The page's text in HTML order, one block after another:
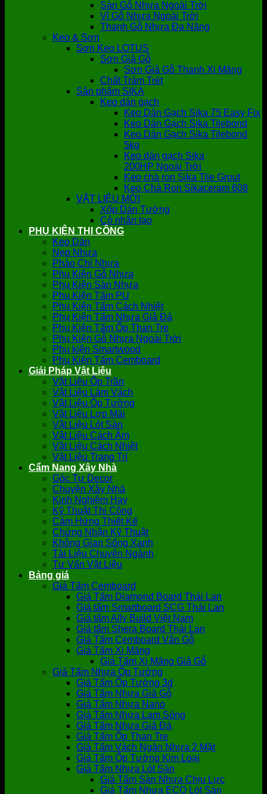
Sàn Gỗ Nhựa Ngoài Trời
Vỉ Gỗ Nhựa Ngoài Trời
Thanh Gỗ Nhựa Đa Năng
Keo & Sơn
Sơn Keo LOTUS
Sơn Giả Gỗ
Sơn Giả Gỗ Thanh Xi Măng
Chất Trám Trét
Sản phẩm SIKA
Keo dán gạch
Keo Dán Gạch Sika 75 Easy Fix
Keo Dán Gạch Sika Tilebond
Keo Dán Gạch Sika Tilebond
5kg
Keo dán gạch Sika
200HP Ngoài Trời
Keo chà ron Sika Tile Grout
Keo Chà Ron Sikaceram 608
VẬT LIỆU MỚI
Xốp Dán Tường
Cỏ nhân tạo
PHỤ KIỆN THI CÔNG
Keo Dán
Nẹp Nhựa
Phào Chỉ Nhựa
Phụ Kiện Gỗ Nhựa
Phụ Kiện Sàn Nhựa
Phụ Kiện Tấm PU
Phụ Kiện Tấm Cách Nhiệt
Phụ Kiện Tấm Nhựa Giả Đá
Phụ Kiện Tấm Ốp Than Tre
Phụ Kiện Gỗ Nhựa Ngoài Trời
Phụ kiện Smartwood
Phụ Kiện Tấm Cemboard
Giải Pháp Vật Liệu
Vật Liệu Ốp Trần
Vật Liệu Làm Vách
Vật Liệu Ốp Tường
Vật Liệu Lợp Mái
Vật Liệu Lót Sàn
Vật Liệu Cách Âm
Vật Liệu Cách Nhiệt
Vật Liệu Trang Trí
Cẩm Nang Xây Nhà
Góc Tự Decor
Chuyện Xây Nhà
Kinh Nghiệm Hay
Kỹ Thuật Thi Công
Cảm Hứng Thiết Kế
Chứng Nhận Kỹ Thuật
Không Gian Sống Xanh
Tài Liệu Chuyên Ngành
Tư Vấn Vật Liệu
Bảng giá
Giá Tấm Cemboard
Giá Tấm Diamond Board Thái Lan
Giá tấm Smartboard SCG Thái Lan
Giá tấm Ally Build Việt Nam
Giá tấm Shera Board Thái Lan
Giá Tấm Cemboard Vân Gỗ
Giá Tấm Xi Măng
Giá Tấm Xi Măng Giả Gỗ
Giá Tấm Nhựa Ốp Tường
Giá Tấm Ốp Tường 3d
Giá Tấm Nhựa Giả Gỗ
Giá Tấm Nhựa Nano
Giá Tấm Nhựa Lam Sóng
Giá Tấm Nhựa Giả Đá
Giá Tấm Ốp Than Tre
Giá Tấm Vách Ngăn Nhựa 2 Mặt
Giá Tấm Ốp Tường Kim Loại
Giá Tấm Nhựa Lót Sàn
Giá Tấm Sàn Nhựa Chịu Lực
Giá Tấm Nhựa ECO Lót Sàn